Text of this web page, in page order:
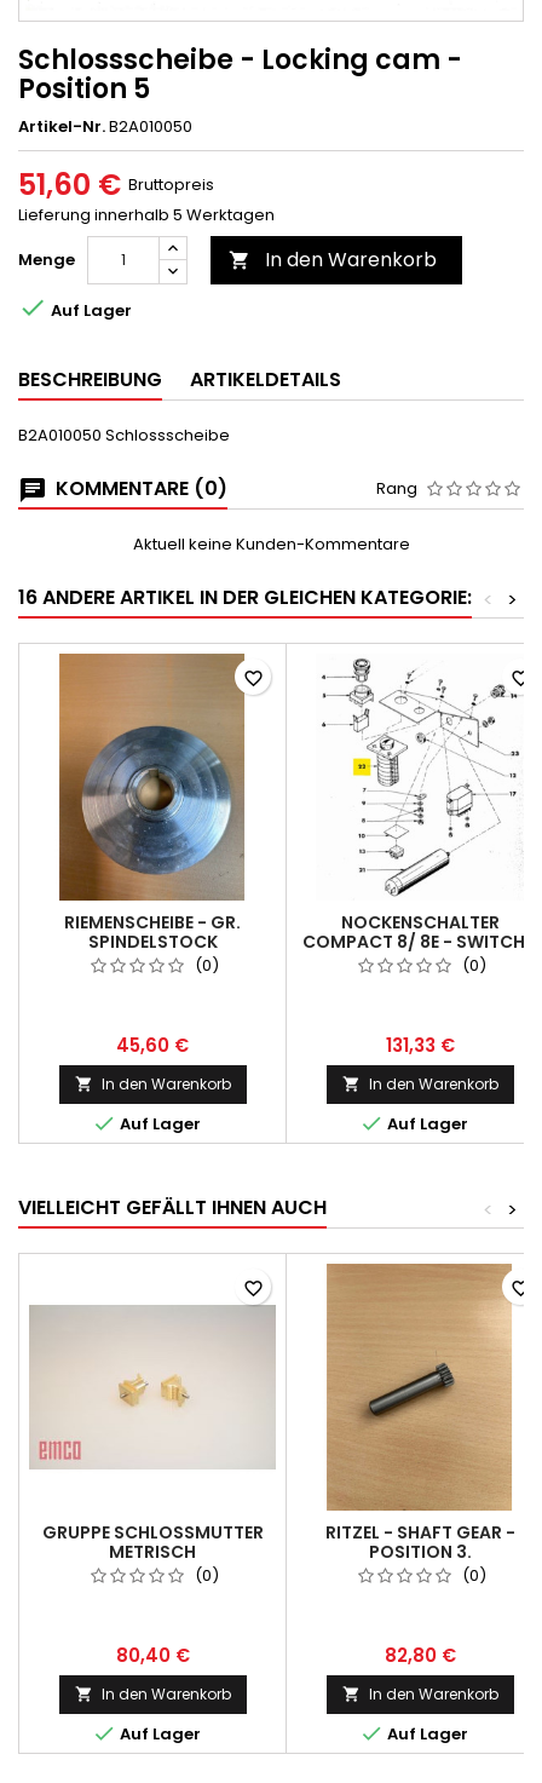
Schlossscheibe - Locking cam -
Position 5
Artikel-Nr.B2A010050
51,60 € Bruttopreis
Lieferung innerhalb 5 Werktagen
Menge
 In den Warenkorb
 Auf Lager
BESCHREIBUNG ARTIKELDETAILS
B2A010050 Schlossscheibe
KOMMENTARE (0) Rang
Aktuell keine Kunden-Kommentare
16 ANDERE ARTIKEL IN DER GLEICHEN KATEGORIE: >
<
RIEMENSCHEIBE - GR.
SPINDELSTOCK
(0)
45,60 €
 In den Warenkorb
 Auf Lager
favorite_border
NOCKENSCHALTER
COMPACT 8/ 8E - SWITCH -
POSITION 10.(0)
131,33 €
 In den Warenkorb
 Auf Lager
favorite_border
VIELLEICHT GEFÄLLT IHNEN AUCH >
<
GRUPPE SCHLOSSMUTTER
METRISCH
(0)
80,40 €
 In den Warenkorb
 Auf Lager
favorite_border
RITZEL - SHAFT GEAR -
POSITION 3.
(0)
82,80 €
 In den Warenkorb
 Auf Lager
favorite_border